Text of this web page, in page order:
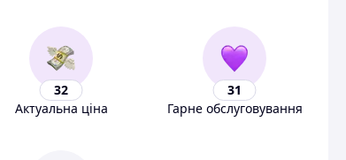
32
Актуальна ціна
31
Гарне обслуговування